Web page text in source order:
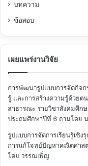
บทความ
ข้อสอบ
เผยแพร่งานวิจัย
การพัฒนารูปแบบการจัดกิจก
รู้ และการสร้างความรู้ด้วยต
สาธารณะ รายวิชาสังคมศึก
ประถมศึกษาปีที่ 6 ถามโดย
รูปแบบการจัดการเรียนรู้เชิ
การแก้โจทย์ปัญหาคณิตศาส
โดย วรรณเพ็ญ